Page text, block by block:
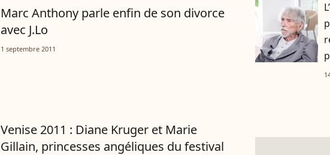
Marc Anthony parle enfin de son divorce
avec J.Lo
1 septembre 2011
Venise 2011 : Diane Kruger et Marie
Gillain, princesses angéliques du festival